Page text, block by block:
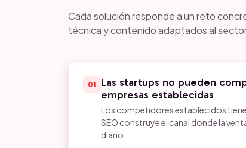
Cada solución responde a un reto
técnica y contenido adaptados al
01
Las startups no pueden
empresas establecidas
Los competidores establecidos
SEO construye el canal donde la
diario.